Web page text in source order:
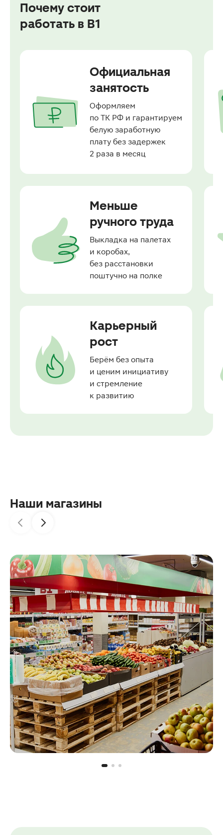
Почему стоит
работать в В1
Официальная
занятость
Оформляем
по ТК РФ и гарантируем
белую заработную
плату без задержек
2 раза в месяц
Меньше
ручного труда
Выкладка на палетах
и коробах,
без расстановки
поштучно на полке
Карьерный
рост
Берём без опыта
и ценим инициативу
и стремление
к развитию
Наши магазины